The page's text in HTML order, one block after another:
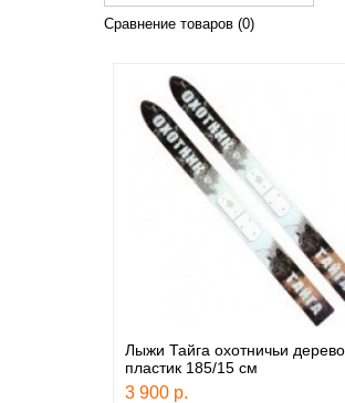
Сравнение товаров (0)
Лыжи Тайга охотничьи
пластик 185/15 см
3 900 р.